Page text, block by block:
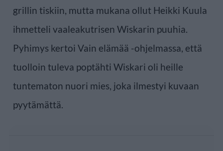
grillin tiskiin, mutta mukana ollut Heikki Kuula
ihmetteli vaaleakutrisen Wiskarin puuhia.
Pyhimys kertoi Vain elämää -ohjelmassa, että
tuolloin tuleva poptähti Wiskari oli heille
tuntematon nuori mies, joka ilmestyi kuvaan
pyytämättä.